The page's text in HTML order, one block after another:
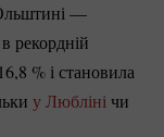
—
рекордній
8 % і становила
у Любліні чи